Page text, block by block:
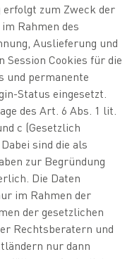
zum Zweck der
Rahmen des
Auslieferung und
Session Cookies für die
und permanente
Status eingesetzt.
des Art. 6 Abs. 1 lit.
c (Gesetzlich
sind die als
zur Begründung
Die Daten
im Rahmen der
der gesetzlichen
Rechtsberatern und
nur dann